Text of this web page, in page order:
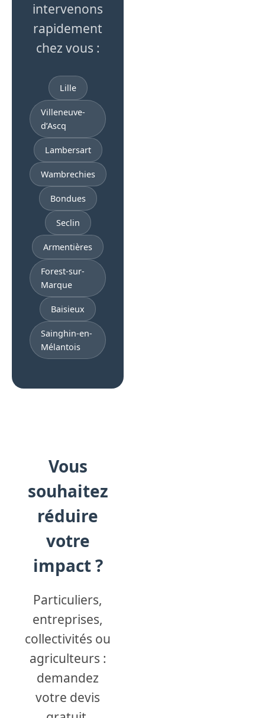
intervenons
rapidement
chez vous :
Lille
Villeneuve-
d’Ascq
Lambersart
Wambrechies
Bondues
Seclin
Armentières
Forest-sur-
Marque
Baisieux
Sainghin-en-
Mélantois
Vous
souhaitez
réduire
votre
impact ?
Particuliers,
entreprises,
collectivités ou
agriculteurs :
demandez
votre devis